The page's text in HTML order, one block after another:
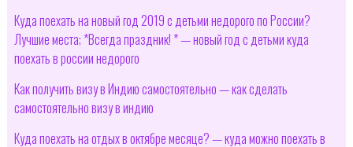
Куда поехать на новый год 2019 с детьми недорого по России?
Лучшие места; *Всегда праздник! * — новый год с детьми куда
поехать в россии недорого
Как получить визу в Индию самостоятельно — как сделать
самостоятельно визу в индию
Куда поехать на отдых в октябре месяце? — куда можно поехать в